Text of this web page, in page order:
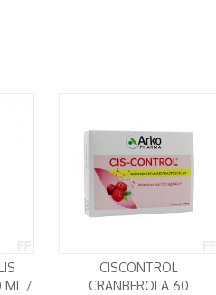
ML /
CISCONTROL
CRANBEROLA 60